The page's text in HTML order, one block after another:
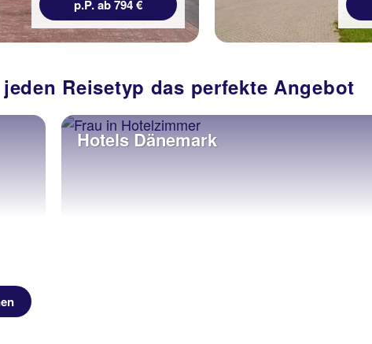
p.P. ab 794 €
Reisetyp das perfekte Angebot
Hotels Dänemark